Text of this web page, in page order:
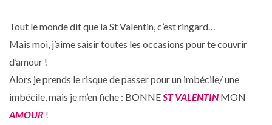
Tout le monde dit que la St Valentin, c’est ringard…
Mais moi, j’aime saisir toutes les occasions pour te couvrir
d’amour !
Alors je prends le risque de passer pour un imbécile/ une
imbécile, mais je m’en fiche : BONNEST VALENTIN MON
AMOUR !